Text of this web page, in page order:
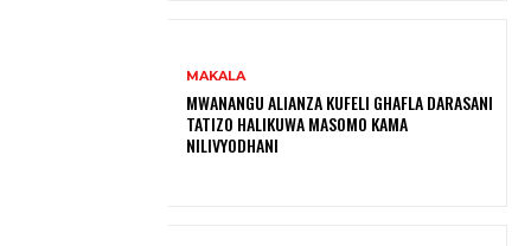
MAKALA
MWANANGU ALIANZA KUFELI GHAFLA DARASANI
TATIZO HALIKUWA MASOMO KAMA
NILIVYODHANI